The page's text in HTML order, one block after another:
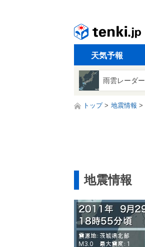
天気予報
雨雲レーダー
トップ 地震情報
地震情報